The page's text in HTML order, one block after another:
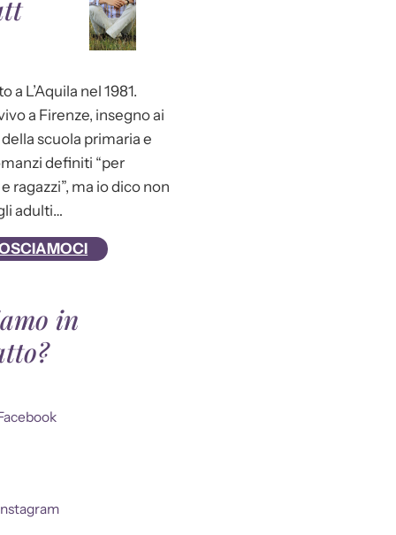
a L’Aquila nel 1981.
a Firenze, insegno ai
scuola primaria e
definiti “per
ragazzi”, ma io dico non
adulti…
in